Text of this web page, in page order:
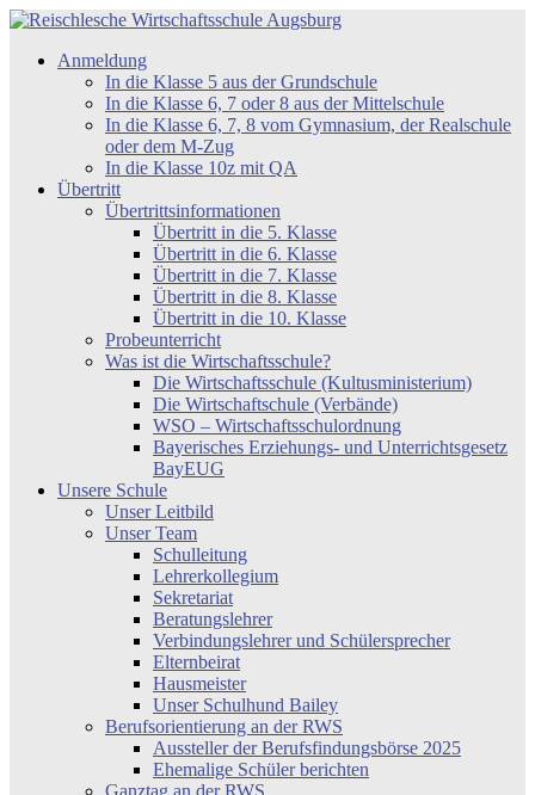
Zum
springen
Reischlesche
Wirtschaftsschule
Anmeldung
In die Klasse 5 aus der Grundschule
In die Klasse 6, 7 oder 8 aus der Mittelschule
In die Klasse 6, 7, 8 vom Gymnasium, der Realschule
oder dem M-Zug
In die Klasse 10z mit QA
Übertritt
Übertrittsinformationen
Übertritt in die 5. Klasse
Übertritt in die 6. Klasse
Übertritt in die 7. Klasse
Übertritt in die 8. Klasse
Übertritt in die 10. Klasse
Probeunterricht
Was ist die Wirtschaftsschule?
Die Wirtschaftsschule (Kultusministerium)
Die Wirtschaftschule (Verbände)
WSO – Wirtschaftsschulordnung
Bayerisches Erziehungs- und Unterrichtsgesetz
BayEUG
Unsere Schule
Unser Leitbild
Unser Team
Schulleitung
Lehrerkollegium
Sekretariat
Beratungslehrer
Verbindungslehrer und Schülersprecher
Elternbeirat
Hausmeister
Unser Schulhund Bailey
Berufsorientierung an der RWS
Aussteller der Berufsfindungsbörse 2025
Ehemalige Schüler berichten
Ganztag an der RWS